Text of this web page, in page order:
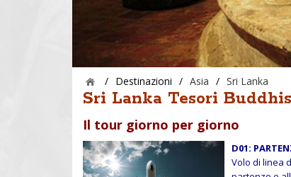
/ Destinazioni / Asia / Sri Lanka
Sri Lanka Tesori
Il tour giorno per giorno
D01:
Volo di linea